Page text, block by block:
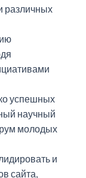
различных
успешных
научный
молодых
и
сайта,